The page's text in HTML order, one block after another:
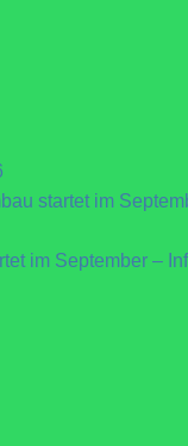
startet im
im September –